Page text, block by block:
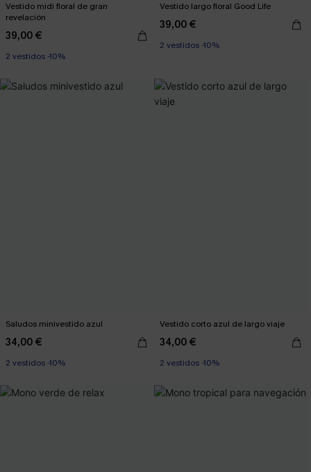
Vestido midi floral de gran
revelación
39,00 €
2 vestidos -10%
Vestido largo floral Good Life
39,00 €
2 vestidos -10%
Saludos minivestido azul
34,00 €
2 vestidos -10%
Vestido corto azul de largo viaje
34,00 €
2 vestidos -10%